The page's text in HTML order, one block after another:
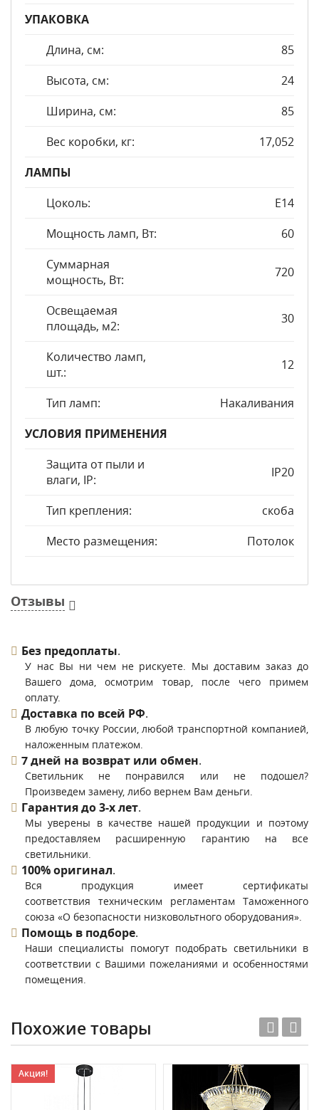
УПАКОВКА
Длина, см:
85
Высота, см:
24
Ширина, см:
85
Вес коробки, кг:
17,052
ЛАМПЫ
Цоколь:
E14
Мощность ламп, Вт:
60
Суммарная
мощность, Вт:
720
Освещаемая
площадь, м2:
30
Количество ламп,
шт.:
12
Тип ламп:
Накаливания
УСЛОВИЯ ПРИМЕНЕНИЯ
Защита от пыли и
влаги, IP:
IP20
Тип крепления:
скоба
Место размещения:
Потолок
Отзывы
Без предоплаты.
У нас Вы ни чем не рискуете. Мы доставим заказ до
Вашего дома, осмотрим товар, после чего примем
оплату.
Доставка по всей РФ.
В любую точку России, любой транспортной компанией,
наложенным платежом.
7 дней на возврат или обмен.
Светильник не понравился или не подошел?
Произведем замену, либо вернем Вам деньги.
Гарантия до 3-х лет.
Мы уверены в качестве нашей продукции и поэтому
предоставляем расширенную гарантию на все
светильники.
100% оригинал.
Вся продукция имеет сертификаты
соответствия техническим регламентам Таможенного
союза «О безопасности низковольтного оборудования».
Помощь в подборе.
Наши специалисты помогут подобрать светильники в
соответствии с Вашими пожеланиями и особенностями
помещения.
Похожие товары
Акция!